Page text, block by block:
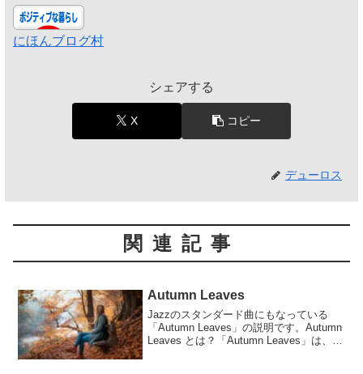
にほんブログ村
シェアする
X コピー
デューロス
関連記事
Autumn Leaves
Jazzのスタンダード曲にもなっている
「Autumn Leaves」の説明です。Autumn
Leaves とは？「Autumn Leaves」は、フ